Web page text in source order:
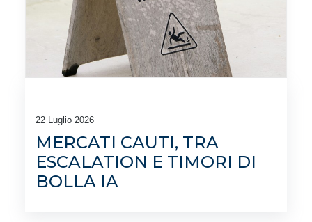
22 Luglio 2026
MERCATI CAUTI, TRA
ESCALATION E TIMORI DI
BOLLA IA